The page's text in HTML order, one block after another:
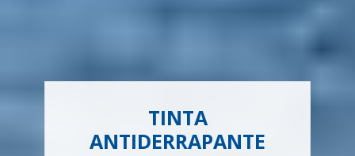
TINTA
ANTIDERRAPANTE